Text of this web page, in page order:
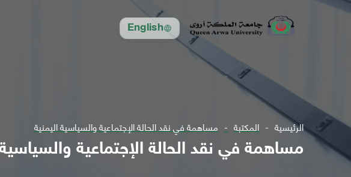
English
الرئيسية المكتبة مساهمة في نقد الحالة الإجتماعية والسياسية اليمنية
مساهمة في نقد الحالة الإجتماعية والسياسية